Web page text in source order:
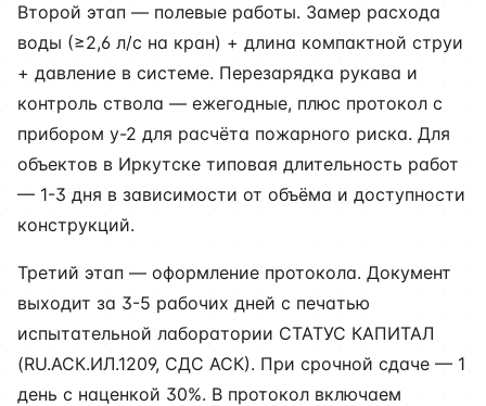
Второй этап — полевые работы. Замер расхода
воды (≥2,6 л/с на кран) + длина компактной струи
+ давление в системе. Перезарядка рукава и
контроль ствола — ежегодные, плюс протокол с
прибором у-2 для расчёта пожарного риска. Для
объектов в Иркутске типовая длительность работ
— 1-3 дня в зависимости от объёма и доступности
конструкций.
Третий этап — оформление протокола. Документ
выходит за 3-5 рабочих дней с печатью
испытательной лаборатории СТАТУС КАПИТАЛ
(RU.АСК.ИЛ.1209, СДС АСК). При срочной сдаче — 1
день с наценкой 30%. В протокол включаем